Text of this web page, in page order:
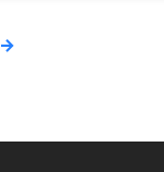
→